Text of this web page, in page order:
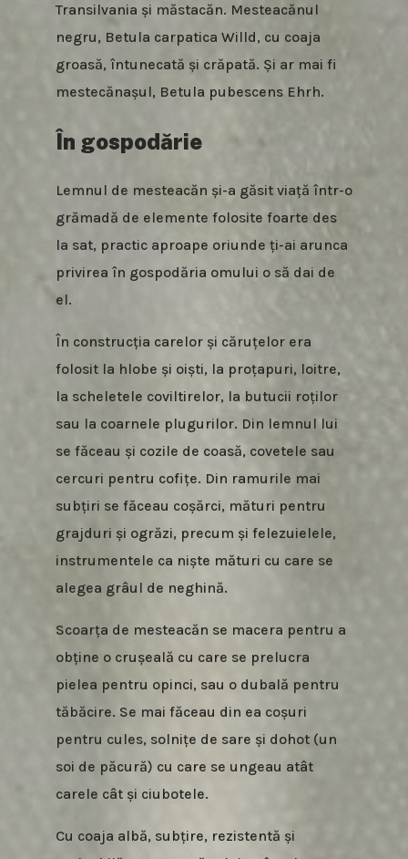
Transilvania și măstacăn. Mesteacănul
negru, Betula carpatica Willd, cu coaja
groasă, întunecată și crăpată. Și ar mai fi
mestecănașul, Betula pubescens Ehrh.
În gospodărie
Lemnul de mesteacăn și-a găsit viață într-o
grămadă de elemente folosite foarte des
la sat, practic aproape oriunde ți-ai arunca
privirea în gospodăria omului o să dai de
el.
În construcția carelor și căruțelor era
folosit la hlobe și oiști, la proțapuri, loitre,
la scheletele coviltirelor, la butucii roților
sau la coarnele plugurilor. Din lemnul lui
se făceau și cozile de coasă, covetele sau
cercuri pentru cofițe. Din ramurile mai
subțiri se făceau coșărci, mături pentru
grajduri și ogrăzi, precum și felezuielele,
instrumentele ca niște mături cu care se
alegea grâul de neghină.
Scoarța de mesteacăn se macera pentru a
obține o crușeală cu care se prelucra
pielea pentru opinci, sau o dubală pentru
tăbăcire. Se mai făceau din ea coșuri
pentru cules, solnițe de sare și dohot (un
soi de păcură) cu care se ungeau atât
carele cât și ciubotele.
Cu coaja albă, subțire, rezistentă și